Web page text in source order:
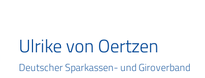
Ulrike von Oertzen
Deutscher Sparkassen- und Giroverband